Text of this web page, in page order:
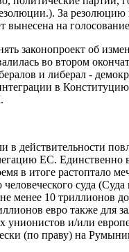
За резолюцию
вынесена на
законопроект об
во втором
и либерал -
в
действительности
ЕС. Единственно
в итоге растоптало
суда
не менее 10 триллионов
евро также для
унионистов и/или
(по праву) на